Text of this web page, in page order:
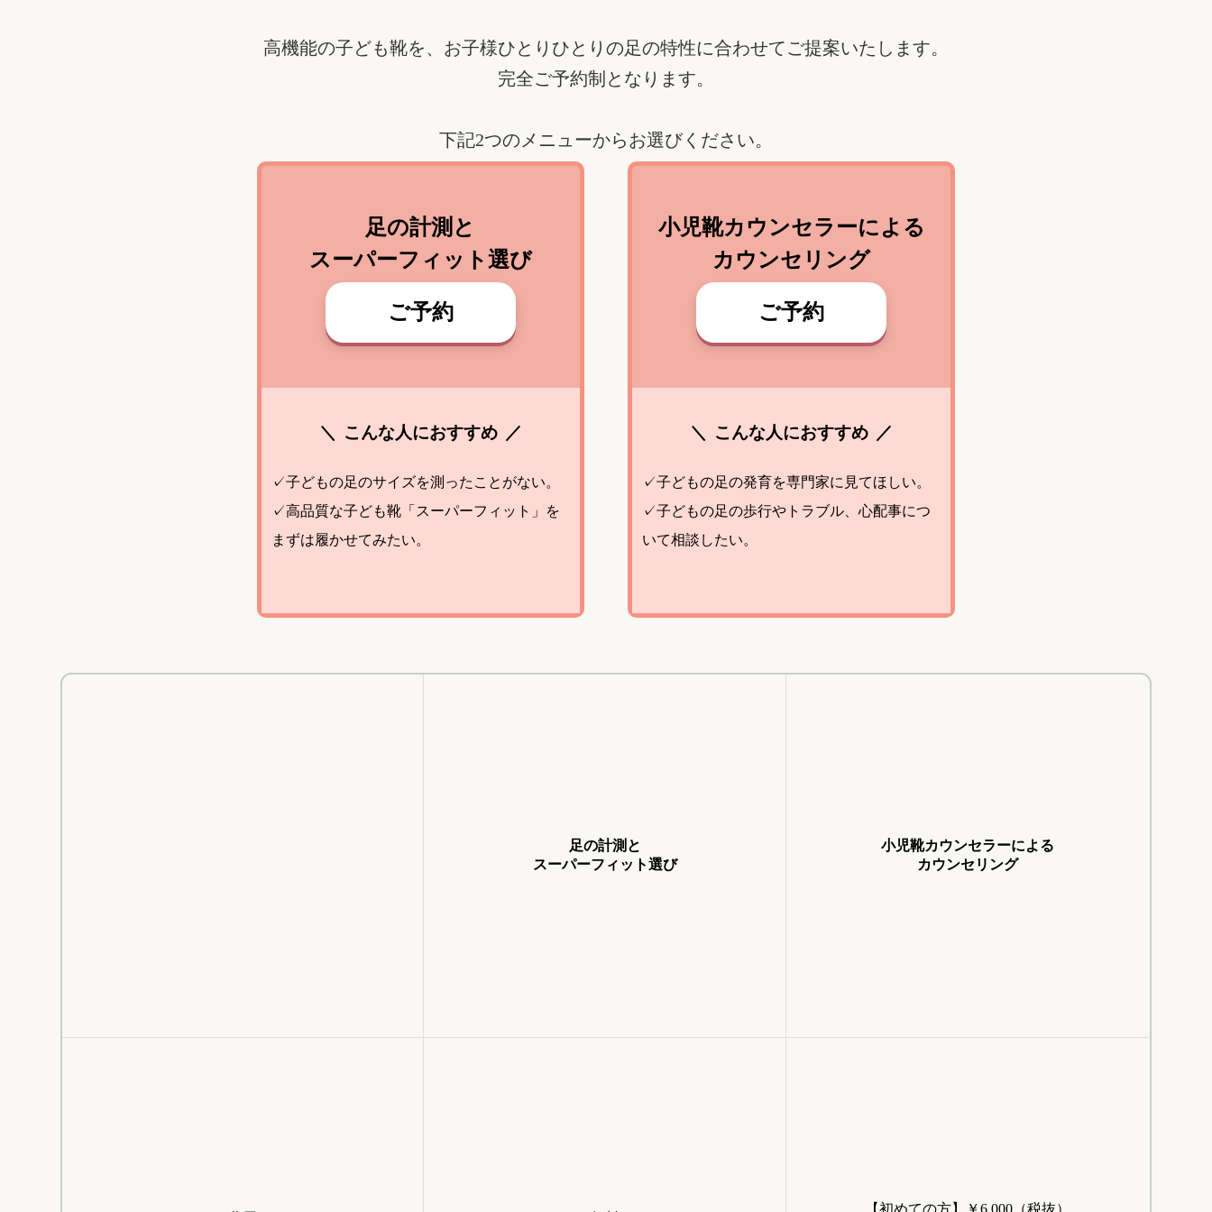
高機能の子ども靴を、お子様ひとりひとりの足の特性に合わせてご提案いたします。
完全ご予約制となります。
下記2つのメニューからお選びください。
足の計測と
スーパーフィット選び
ご予約
こんな人におすすめ
✓子どもの足のサイズを測ったことがない。
✓高品質な子ども靴「スーパーフィット」を
まずは履かせてみたい。
小児靴カウンセラーによる
カウンセリング
ご予約
こんな人におすすめ
✓子どもの足の発育を専門家に見てほしい。
✓子どもの足の歩行やトラブル、心配事につ
いて相談したい。
足の計測と
スーパーフィット選び
小児靴カウンセラーによる
カウンセリング
【初めての方】￥6,000（税抜）